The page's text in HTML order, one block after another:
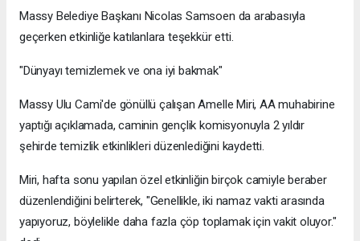
Massy Belediye Başkanı Nicolas Samsoen da arabasıyla
geçerken etkinliğe katılanlara teşekkür etti.
"Dünyayı temizlemek ve ona iyi bakmak"
Massy Ulu Cami'de gönüllü çalışan Amelle Miri, AA muhabirine
yaptığı açıklamada, caminin gençlik komisyonuyla 2 yıldır
şehirde temizlik etkinlikleri düzenlediğini kaydetti.
Miri, hafta sonu yapılan özel etkinliğin birçok camiyle beraber
düzenlendiğini belirterek, "Genellikle, iki namaz vakti arasında
yapıyoruz, böylelikle daha fazla çöp toplamak için vakit oluyor."